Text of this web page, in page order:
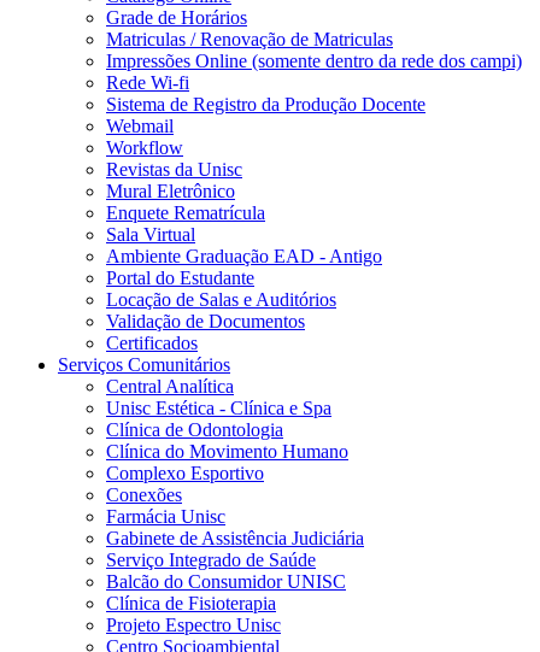
Grade de Horários
Matriculas / Renovação de Matriculas
Impressões Online (somente dentro da rede dos campi)
Rede Wi-fi
Sistema de Registro da Produção Docente
Webmail
Workflow
Revistas da Unisc
Mural Eletrônico
Enquete Rematrícula
Sala Virtual
Ambiente Graduação EAD - Antigo
Portal do Estudante
Locação de Salas e Auditórios
Validação de Documentos
Certificados
Serviços Comunitários
Central Analítica
Unisc Estética - Clínica e Spa
Clínica de Odontologia
Clínica do Movimento Humano
Complexo Esportivo
Conexões
Farmácia Unisc
Gabinete de Assistência Judiciária
Serviço Integrado de Saúde
Balcão do Consumidor UNISC
Clínica de Fisioterapia
Projeto Espectro Unisc
Centro Socioambiental